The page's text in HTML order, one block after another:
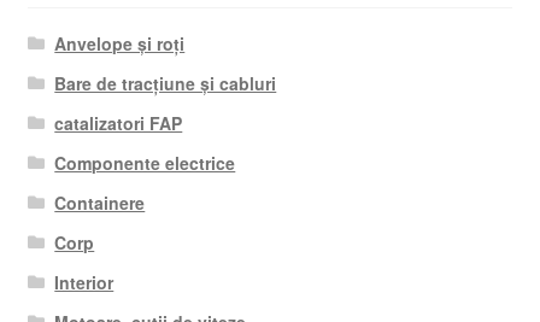
Anvelope și roți
Bare de tracțiune și cabluri
catalizatori FAP
Componente electrice
Containere
Corp
Interior